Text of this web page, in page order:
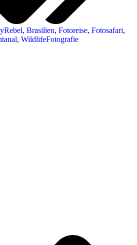
, Brasilien, Fotoreise, Fotosafari,
, WildlifeFotografie